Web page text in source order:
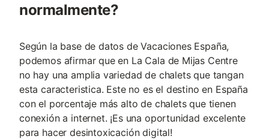
normalmente?
Según la base de datos de Vacaciones España,
podemos afirmar que en La Cala de Mijas Centre
no hay una amplia variedad de chalets que tangan
esta caracteristica. Este no es el destino en España
con el porcentaje más alto de chalets que tienen
conexión a internet. ¡Es una oportunidad excelente
para hacer desintoxicación digital!